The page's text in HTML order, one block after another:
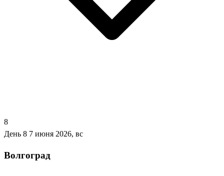
8
День 8 7 июня 2026, вс
Волгоград